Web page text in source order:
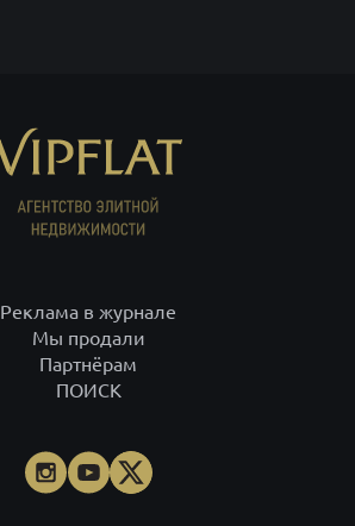
Реклама в журнале
Мы продали
Партнёрам
ПОИСК